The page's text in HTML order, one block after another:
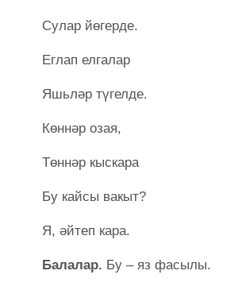
Сулар йөгерде.
Еглап елгалар
Яшьләр түгелде.
Көннәр озая,
Төннәр кыскара
Бу кайсы вакыт?
Я, әйтеп кара.
Балалар. Бу – яз фасылы.